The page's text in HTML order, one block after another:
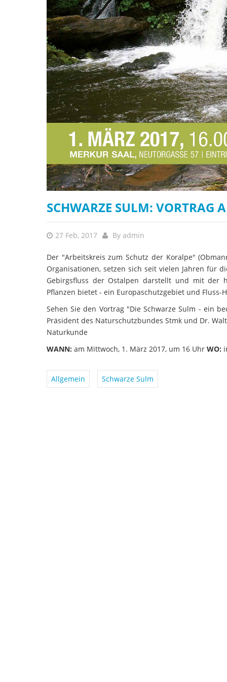
SCHWARZE SULM: VORTRAG
27 Feb, 2017 By admin
Der "Arbeitskreis zum Schutz der Koralpe"
Organisationen, setzen sich seit vielen Jahren für
Gebirgsfluss der Ostalpen darstellt und mit der
Pflanzen bietet - ein Europaschutzgebiet und Fluss-
Sehen Sie den Vortrag "Die Schwarze Sulm - ein
Präsident des Naturschutzbundes Stmk und Dr.
Naturkunde
WANN: am Mittwoch, 1. März 2017, um 16 Uhr WO:
Allgemein Schwarze Sulm